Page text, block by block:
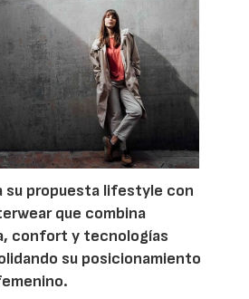
su propuesta lifestyle con
que combina
confort y tecnologías
su posicionamiento